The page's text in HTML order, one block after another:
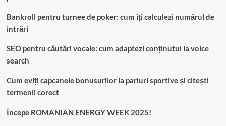
Bankroll pentru turnee de poker: cum îți calculezi numărul de
intrări
SEO pentru căutări vocale: cum adaptezi conținutul la voice
search
Cum eviți capcanele bonusurilor la pariuri sportive și citești
termenii corect
Începe ROMANIAN ENERGY WEEK 2025!